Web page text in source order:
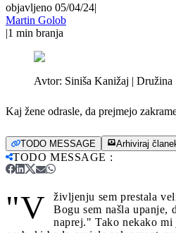
objavljeno 05/04/24|
Martin Golob
|1 min branja
Avtor: Siniša Kanižaj | Družina
Kaj žene odrasle, da prejmejo
TODO MESSAGE Arhiviraj
TODO MESSAGE :
"V
življenju sem prestala
Bogu sem našla upanje,
naprej." Tako nekako mi